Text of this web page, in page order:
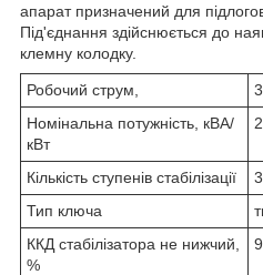
апарат призначений для
Під'єднання здійснюється до
клемну колодку.
Робочий струм,
Номінальна потужність, кВА/
кВт
Кількість ступенів стабілізації
Тип ключа
ККД стабілізатора не нижчий,
%